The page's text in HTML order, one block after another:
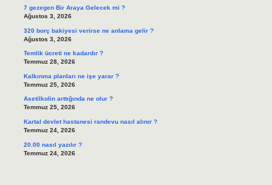
7 gezegen Bir Araya Gelecek mi ?
Ağustos 3, 2026
320 borç bakiyesi verirse ne anlama gelir ?
Ağustos 3, 2026
Temlik ücreti ne kadardır ?
Temmuz 28, 2026
Kalkınma planları ne işe yarar ?
Temmuz 25, 2026
Asetilkolin arttığında ne olur ?
Temmuz 25, 2026
Kartal devlet hastanesi randevu nasıl alınır ?
Temmuz 24, 2026
20.00 nasıl yazılır ?
Temmuz 24, 2026